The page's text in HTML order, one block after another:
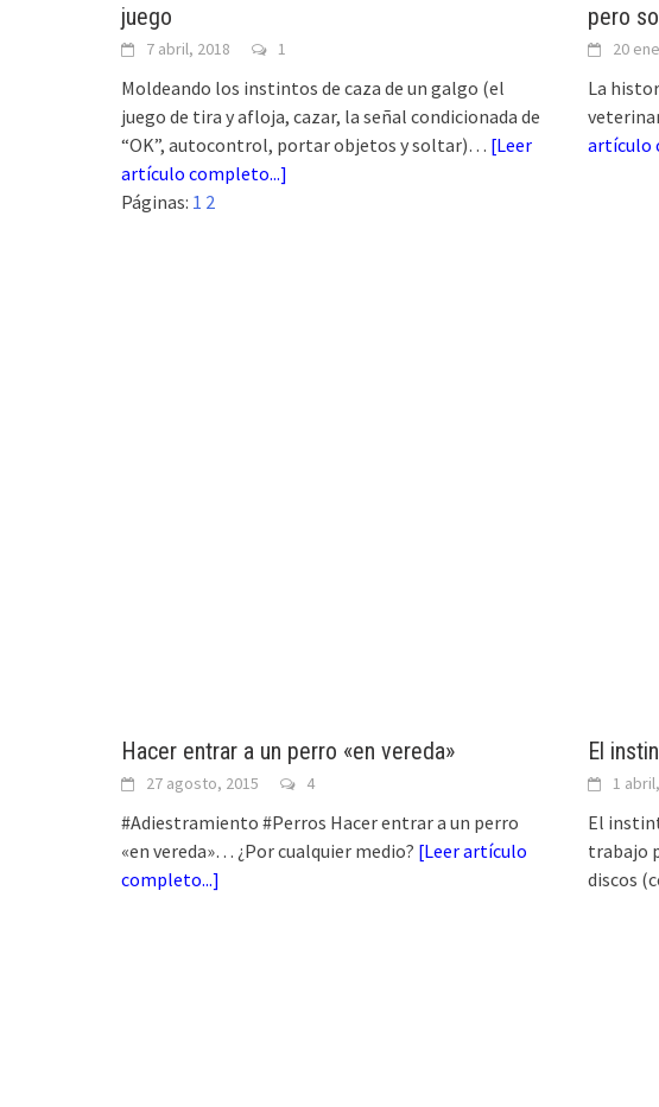
juego
7 abril, 2018 1
Moldeando los instintos de caza de un galgo (el
juego de tira y afloja, cazar, la señal condicionada de
“OK”, autocontrol, portar objetos y soltar)… [Leer
artículo completo...]
Páginas: 1 2
pero
20
La
artículo
Hacer entrar a un perro «en vereda»
27 agosto, 2015 4
#Adiestramiento #Perros Hacer entrar a un perro
«en vereda»… ¿Por cualquier medio? [Leer artículo
completo...]
El
1
El
trabajo
discos